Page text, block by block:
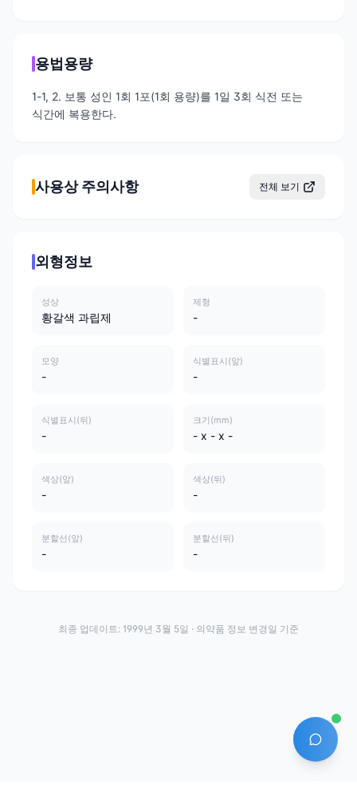
용법용량
1-1, 2. 보통 성인 1회 1포(1회 용량)를 1일 3회 식전 또는
식간에 복용한다.
사용상 주의사항 전체 보기
외형정보
성상
황갈색 과립제
제형
-
모양
-
식별표시(앞)
-
식별표시(뒤)
-
크기(mm)
- x - x -
색상(앞)
-
색상(뒤)
-
분할선(앞)
-
분할선(뒤)
-
AI 에이
최종 업데이트: 1999년 3월 5일 · 의약품 정보 변경일 기준